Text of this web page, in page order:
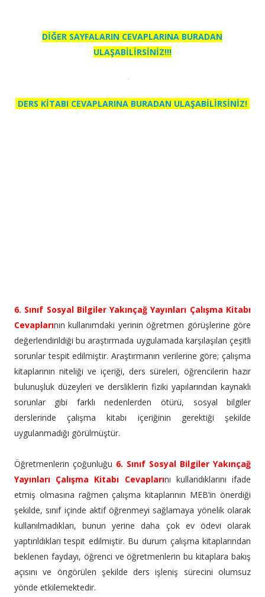
DİĞER SAYFALARIN CEVAPLARINA BURADAN
ULAŞABİLİRSİNİZ!!!
DERS KİTABI CEVAPLARINA BURADAN ULAŞABİLİRSİNİZ!
6. Sınıf Sosyal Bilgiler Yakınçağ Yayınları Çalışma Kitabı
Cevaplarının kullanımdaki yerinin öğretmen görüşlerine göre
değerlendirildiği bu araştırmada uygulamada karşılaşılan çeşitli
sorunlar tespit edilmiştir. Araştırmanın verilerine göre; çalışma
kitaplarının niteliği ve içeriği, ders süreleri, öğrencilerin hazır
bulunuşluk düzeyleri ve dersliklerin fiziki yapılarından kaynaklı
sorunlar gibi farklı nedenlerden ötürü, sosyal bilgiler
derslerinde çalışma kitabı içeriğinin gerektiği şekilde
uygulanmadığı görülmüştür.
Öğretmenlerin çoğunluğu 6. Sınıf Sosyal Bilgiler Yakınçağ
Yayınları Çalışma Kitabı Cevaplarını kullandıklarını ifade
etmiş olmasına rağmen çalışma kitaplarının MEB’in önerdiği
şekilde, sınıf içinde aktif öğrenmeyi sağlamaya yönelik olarak
kullanılmadıkları, bunun yerine daha çok ev ödevi olarak
yaptırıldıkları tespit edilmiştir. Bu durum çalışma kitaplarından
beklenen faydayı, öğrenci ve öğretmenlerin bu kitaplara bakış
açısını ve öngörülen şekilde ders işleniş sürecini olumsuz
yönde etkilemektedir.